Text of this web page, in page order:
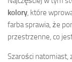
kolory, które
farba sprawia, że
przestrzenne, co
Szarości natomiast,